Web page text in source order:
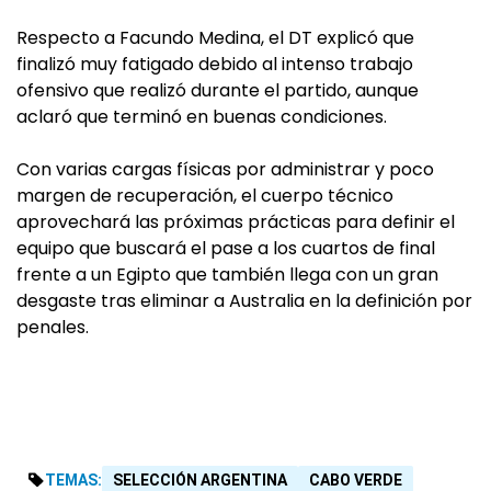
Respecto a Facundo Medina, el DT explicó que
finalizó muy fatigado debido al intenso trabajo
ofensivo que realizó durante el partido, aunque
aclaró que terminó en buenas condiciones.
Con varias cargas físicas por administrar y poco
margen de recuperación, el cuerpo técnico
aprovechará las próximas prácticas para definir el
equipo que buscará el pase a los cuartos de final
frente a un Egipto que también llega con un gran
desgaste tras eliminar a Australia en la definición por
penales.
TEMAS: SELECCIÓN ARGENTINA
CABO VERDE